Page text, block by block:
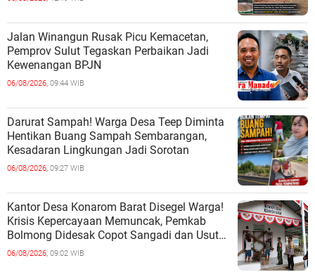
Jalan Winangun Rusak Picu Kemacetan,
Pemprov Sulut Tegaskan Perbaikan Jadi
Kewenangan BPJN
06/08/2026, 09:44 WIB
Darurat Sampah! Warga Desa Teep Diminta
Hentikan Buang Sampah Sembarangan,
Kesadaran Lingkungan Jadi Sorotan
06/08/2026, 09:27 WIB
Kantor Desa Konarom Barat Disegel Warga!
Krisis Kepercayaan Memuncak, Pemkab
Bolmong Didesak Copot Sangadi dan Usut
Dugaan Penyalahgunaan Wewenang
06/08/2026, 09:02 WIB